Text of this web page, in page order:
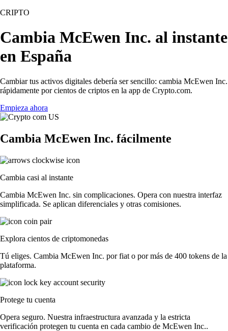
CRIPTO
Cambia McEwen Inc. al instante
en España
Cambiar tus activos digitales debería ser sencillo: cambia McEwen Inc.
rápidamente por cientos de criptos en la app de Crypto.com.
Empieza ahora
Cambia McEwen Inc. fácilmente
Cambia casi al instante
Cambia McEwen Inc. sin complicaciones. Opera con nuestra interfaz
simplificada. Se aplican diferenciales y otras comisiones.
Explora cientos de criptomonedas
Tú eliges. Cambia McEwen Inc. por fiat o por más de 400 tokens de la
plataforma.
Protege tu cuenta
Opera seguro. Nuestra infraestructura avanzada y la estricta
verificación protegen tu cuenta en cada cambio de McEwen Inc..